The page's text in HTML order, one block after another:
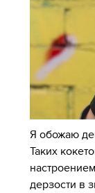
Я обожаю
Таких
дерзости в